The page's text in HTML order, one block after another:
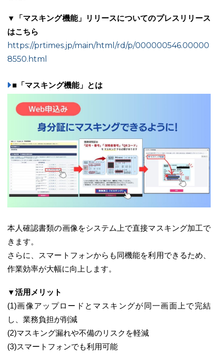
03-6689-1791
▼「マスキング機能」リリースについてのプレスリリース
はこちら
https://prtimes.jp/main/html/rd/p/000000546.00000
8550.html
■「マスキング機能」とは
本人確認書類の画像をシステム上で直接マスキング加工で
きます。
さらに、スマートフォンからも同機能を利用できるため、
作業効率が大幅に向上します。
▼活用メリット
(1)画像アップロードとマスキングが同一画面上で完結
し、業務負担が削減
(2)マスキング漏れや不備のリスクを軽減
(3)スマートフォンでも利用可能